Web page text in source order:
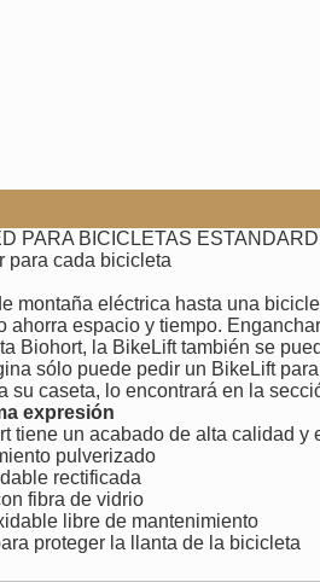
PARA BICICLETAS
para cada bicicleta
montaña eléctrica hasta una
ahorra espacio y tiempo.
Biohort, la BikeLift también se
sólo puede pedir un BikeLift
su caseta, lo encontrará en la
expresión
tiene un acabado de alta calidad y
pulverizado
rectificada
fibra de vidrio
libre de mantenimiento
proteger la llanta de la bicicleta